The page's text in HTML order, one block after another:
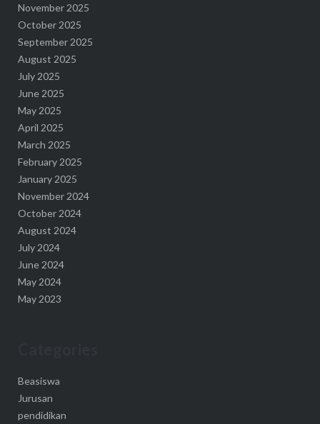
November 2025
October 2025
September 2025
August 2025
July 2025
June 2025
May 2025
April 2025
March 2025
February 2025
January 2025
November 2024
October 2024
August 2024
July 2024
June 2024
May 2024
May 2023
Beasiswa
Jurusan
pendidikan